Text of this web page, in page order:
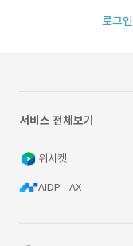
로그인
서비스 전체보기
위시켓
AIDP - AX